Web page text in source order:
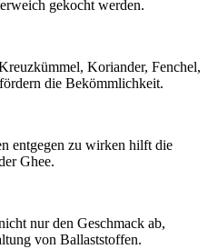
gekocht werden.
Koriander, Fenchel,
die Bekömmlichkeit.
entgegen zu wirken hilft die
Ghee.
nur den Geschmack ab,
von Ballaststoffen.